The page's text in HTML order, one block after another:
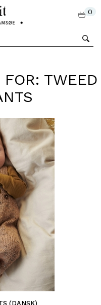
0
FOR: TWEED
(DANSK)